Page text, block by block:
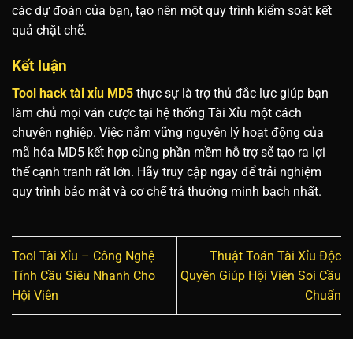
các dự đoán của bạn, tạo nên một quy trình kiểm soát kết
quả chặt chẽ.
Kết luận
Tool hack tài xỉu MD5 thực sự là trợ thủ đắc lực giúp bạn
làm chủ mọi ván cược tại hệ thống Tài Xỉu một cách
chuyên nghiệp. Việc nắm vững nguyên lý hoạt động của
mã hóa MD5 kết hợp cùng phần mềm hỗ trợ sẽ tạo ra lợi
thế cạnh tranh rất lớn. Hãy truy cập ngay để trải nghiệm
quy trình bảo mật và cơ chế trả thưởng minh bạch nhất.
Tool Tài Xỉu – Công Nghệ
Tính Cầu Siêu Nhanh Cho
Hội Viên
Thuật Toán Tài Xỉu Độc
Quyền Giúp Hội Viên Soi Cầu
Chuẩn